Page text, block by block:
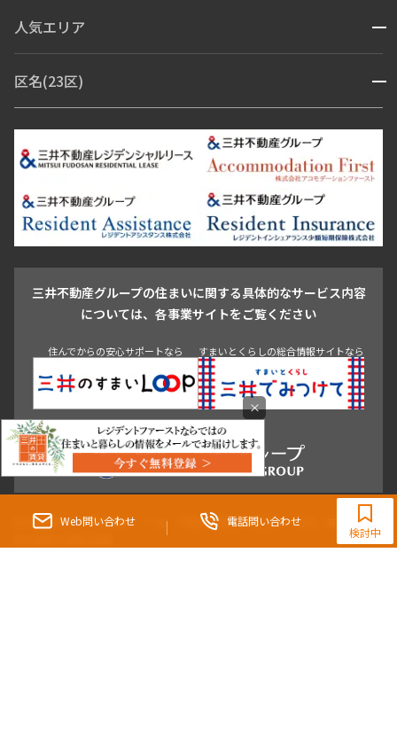
Web問い合わせ 電話問い合わせ
0120-321-364
9:30~18:00（水曜定休）
検討中
ブランドマンション
人気エリア 開閉
青山・表参道・原宿
市ヶ谷・神楽坂・飯田橋
三田・芝・浜松町
芝浦・汐留・品川
月島・勝どき・豊洲
本郷・春日・小石川
目白・高田馬場・早稲田
池尻大橋・三軒茶屋
祐天寺・学芸大学・自由が丘
駒沢・用賀・二子玉川
成城・砧
池袋・板橋・王子
青山 渋谷 東京・大手町 新宿 品川
目黒・中目黒
区名(23区) 開閉
江東区 台東区 墨田区
中野区
豊島区
杉並区 板橋区 練馬区 荒川区
足立区
葛飾区
江戸川区
三井不動産グループの住まいに関する具体的なサービス内容
については、各事業サイトをご覧ください
住んでからの安心サポートなら すまいとくらしの総合情報サイトなら
東京都知事（3）第96482号 （一社） 不動産流通経営協会会員 （公社） 首都圏不動
×